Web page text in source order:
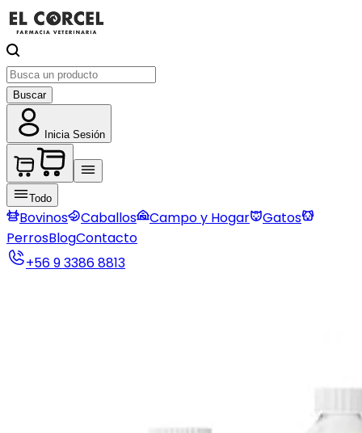
Buscar
Inicia Sesión
Todo
Bovinos Caballos Campo y Hogar
Gatos
PerrosBlogContacto
+56 9 3386 8813